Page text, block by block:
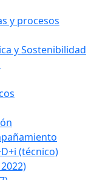
y procesos
y Sostenibilidad
(técnico)